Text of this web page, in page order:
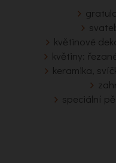
květinové
květiny:
keramika,
speciální